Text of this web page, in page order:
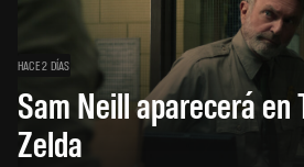
HACE 2 DÍAS
Sam Neill aparecerá en
Zelda